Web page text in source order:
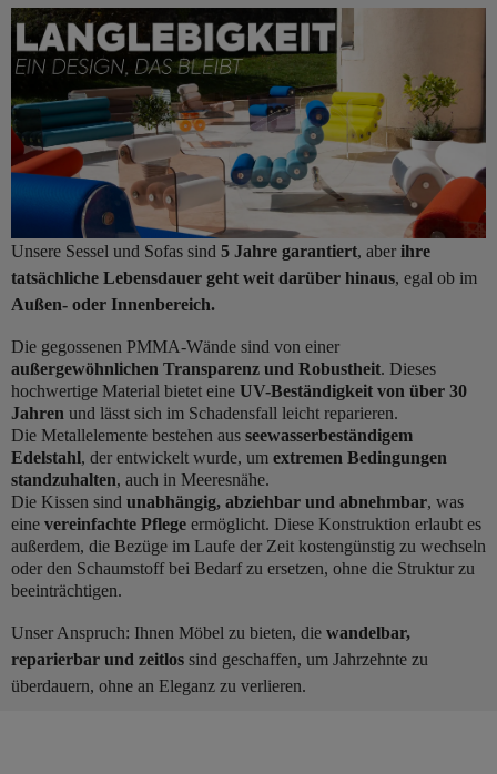
Unsere Sessel und Sofas sind 5 Jahre garantiert, aber ihre
tatsächliche Lebensdauer geht weit darüber hinaus, egal ob im
Außen- oder Innenbereich.
Die gegossenen PMMA-Wände sind von einer
außergewöhnlichen Transparenz und Robustheit. Dieses
hochwertige Material bietet eine UV-Beständigkeit von über 30
Jahren und lässt sich im Schadensfall leicht reparieren.
Die Metallelemente bestehen aus seewasserbeständigem
Edelstahl, der entwickelt wurde, um extremen Bedingungen
standzuhalten, auch in Meeresnähe.
Die Kissen sind unabhängig, abziehbar und abnehmbar, was
eine vereinfachte Pflege ermöglicht. Diese Konstruktion erlaubt es
außerdem, die Bezüge im Laufe der Zeit kostengünstig zu wechseln
oder den Schaumstoff bei Bedarf zu ersetzen, ohne die Struktur zu
beeinträchtigen.
Unser Anspruch: Ihnen Möbel zu bieten, die wandelbar,
reparierbar und zeitlos sind geschaffen, um Jahrzehnte zu
überdauern, ohne an Eleganz zu verlieren.